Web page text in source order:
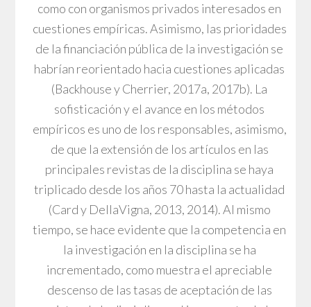
como con organismos privados interesados en
cuestiones empíricas. Asimismo, las prioridades
de la financiación pública de la investigación se
habrían reorientado hacia cuestiones aplicadas
(Backhouse y Cherrier, 2017a, 2017b). La
sofisticación y el avance en los métodos
empíricos es uno de los responsables, asimismo,
de que la extensión de los artículos en las
principales revistas de la disciplina se haya
triplicado desde los años 70 hasta la actualidad
(Card y DellaVigna, 2013, 2014). Al mismo
tiempo, se hace evidente que la competencia en
la investigación en la disciplina se ha
incrementado, como muestra el apreciable
descenso de las tasas de aceptación de las